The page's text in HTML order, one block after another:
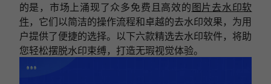
的是，市场上涌现了众多免费且高效的图片去水印软
件 ，它们以简洁的操作流程和卓越的去水印效果，为用
户提供了便捷的选择。以下六款精选去水印软件，将助
您轻松摆脱水印束缚，打造无瑕视觉体验。